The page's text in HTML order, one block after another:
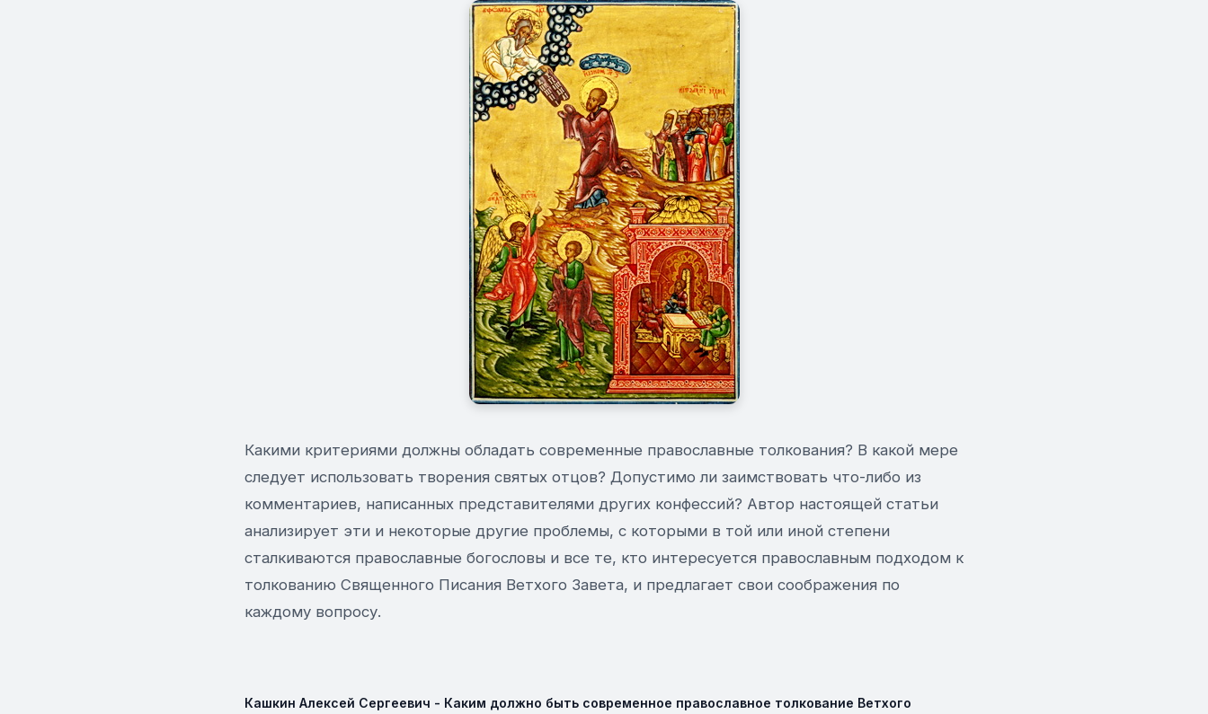
Какими критериями должны обладать современные православные толкования? В какой мере
следует использовать творения святых отцов? Допустимо ли заимствовать что-либо из
комментариев, написанных представителями других конфессий? Автор настоящей статьи
анализирует эти и некоторые другие проблемы, с которыми в той или иной степени
сталкиваются православные богословы и все те, кто интересуется православным подходом к
толкованию Священного Писания Ветхого Завета, и предлагает свои соображения по
каждому вопросу.
Кашкин Алексей Сергеевич - Каким должно быть современное православное толкование Ветхого